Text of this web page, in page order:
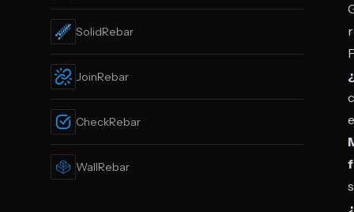
SolidRebar
JoinRebar
CheckRebar
WallRebar